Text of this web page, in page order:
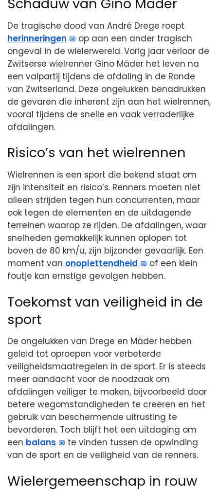
De tragische dood van André Drege roept
herinneringen
op aan een ander tragisch
ongeval in de wielerwereld. Vorig jaar verloor de
Zwitserse wielrenner Gino Mäder het leven na
een valpartij tijdens de afdaling in de Ronde
van Zwitserland. Deze ongelukken benadrukken
de gevaren die inherent zijn aan het wielrennen,
vooral tijdens de snelle en vaak verraderlijke
afdalingen.
Risico’s van het wielrennen
Wielrennen is een sport die bekend staat om
zijn intensiteit en risico’s. Renners moeten niet
alleen strijden tegen hun concurrenten, maar
ook tegen de elementen en de uitdagende
terreinen waarop ze rijden. De afdalingen, waar
snelheden gemakkelijk kunnen oplopen tot
boven de 80 km/u, zijn bijzonder gevaarlijk. Een
moment van onoplettendheid
of een klein
foutje kan ernstige gevolgen hebben.
Toekomst van veiligheid in de
sport
De ongelukken van Drege en Mäder hebben
geleid tot oproepen voor verbeterde
veiligheidsmaatregelen in de sport. Er is steeds
meer aandacht voor de noodzaak om
afdalingen veiliger te maken, bijvoorbeeld door
betere wegomstandigheden te creëren en het
gebruik van beschermende uitrusting te
bevorderen. Toch blijft het een uitdaging om
een balans
te vinden tussen de opwinding
van de sport en de veiligheid van de renners.
Wielergemeenschap in rouw